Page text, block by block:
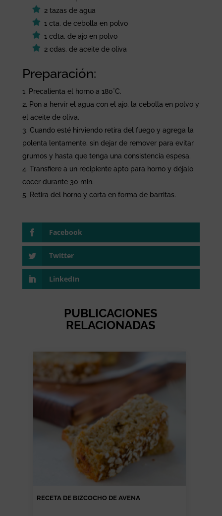
2 tazas de agua
1 cta. de cebolla en polvo
1 cdta. de ajo en polvo
2 cdas. de aceite de oliva
Preparación:
Precalienta el horno a 180°C.
Pon a hervir el agua con el ajo, la cebolla en polvo y
el aceite de oliva.
Cuando esté hirviendo retira del fuego y agrega la
polenta lentamente, sin dejar de remover para evitar
grumos y hasta que tenga una consistencia espesa.
Transfiere a un recipiente apto para horno y déjalo
cocer durante 30 min.
Retira del horno y corta en forma de barritas.
Facebook
Twitter
LinkedIn
PUBLICACIONES
RELACIONADAS
RECETA DE BIZCOCHO DE AVENA